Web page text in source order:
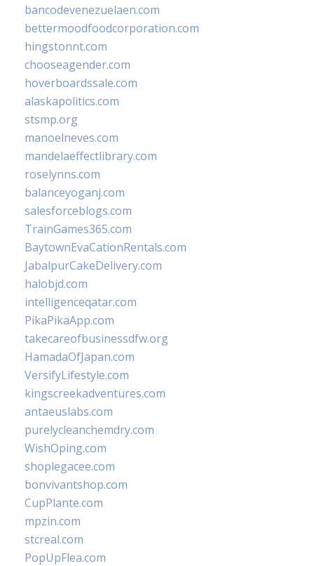
bancodevenezuelaen.com
bettermoodfoodcorporation.com
hingstonnt.com
chooseagender.com
hoverboardssale.com
alaskapolitics.com
stsmp.org
manoelneves.com
mandelaeffectlibrary.com
roselynns.com
balanceyoganj.com
salesforceblogs.com
TrainGames365.com
BaytownEvaCationRentals.com
JabalpurCakeDelivery.com
halobjd.com
intelligenceqatar.com
PikaPikaApp.com
takecareofbusinessdfw.org
HamadaOfJapan.com
VersifyLifestyle.com
kingscreekadventures.com
antaeuslabs.com
purelycleanchemdry.com
WishOping.com
shoplegacee.com
bonvivantshop.com
CupPlante.com
mpzin.com
stcreal.com
PopUpFlea.com